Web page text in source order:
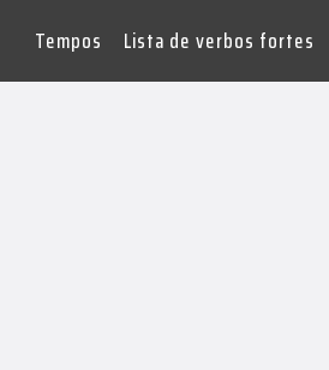
Tempos Lista de verbos fortes